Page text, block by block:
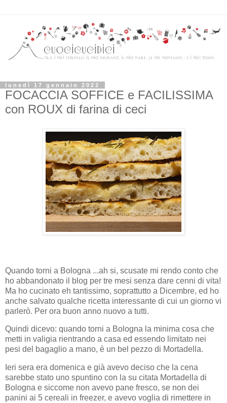
lunedì 17 gennaio 2022
FOCACCIA SOFFICE e FACILISSIMA
con ROUX di farina di ceci
Quando torni a Bologna ...ah si, scusate mi rendo conto che
ho abbandonato il blog per tre mesi senza dare cenni di vita!
Ma ho cucinato eh tantissimo, soprattutto a Dicembre, ed ho
anche salvato qualche ricetta interessante di cui un giorno vi
parlerò. Per ora buon anno nuovo a tutti.
Quindi dicevo: quando torni a Bologna la minima cosa che
metti in valigia rientrando a casa ed essendo limitato nei
pesi del bagaglio a mano, è un bel pezzo di Mortadella.
Ieri sera era domenica e già avevo deciso che la cena
sarebbe stato uno spuntino con la su citata Mortadella di
Bologna e siccome non avevo pane fresco, se non dei
panini ai 5 cereali in freezer, e avevo voglia di rimettere in